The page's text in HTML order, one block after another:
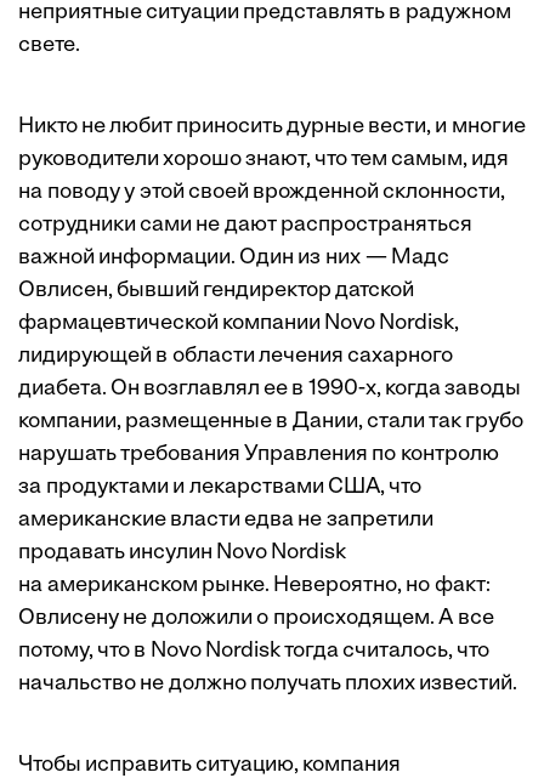
неприятные ситуации представлять в радужном
свете.
Никто не любит приносить дурные вести, и многие
руководители хорошо знают, что тем самым, идя
на поводу у этой своей врожденной склонности,
сотрудники сами не дают распространяться
важной информации. Один из них — Мадс
Овлисен, бывший гендиректор датской
фармацевтической компании Novo Nordisk,
лидирующей в области лечения сахарного
диабета. Он возглавлял ее в 1990-х, когда заводы
компании, размещенные в Дании, стали так грубо
нарушать требования Управления по контролю
за продуктами и лекарствами США, что
американские власти едва не запретили
продавать инсулин Novo Nordisk
на американском рынке. Невероятно, но факт:
Овлисену не доложили о происходящем. А все
потому, что в Novo Nordisk тогда считалось, что
начальство не должно получать плохих известий.
Чтобы исправить ситуацию, компания